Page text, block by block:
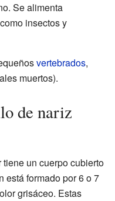
Se alimenta
insectos y
vertebrados,
muertos).
de nariz
un cuerpo cubierto
está formado por 6 o 7
grisáceo. Estas